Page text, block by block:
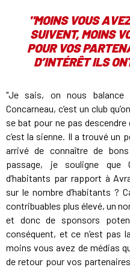
"MOINS VOUS
SUIVENT, MOINS
POUR VOS
D’INTÉRÊT ILS
"Je sais, on nous
Concarneau, c’est un club
se bat pour ne pas
c’est la sienne. Il a trouvé un
arrivé de connaître de
passage, je souligne que
d’habitants par rapport à
sur le nombre d’habitants ?
contribuables plus élevé, un
et donc de sponsors
conséquent, et ce n’est pas
moins vous avez de médias
de retour pour vos